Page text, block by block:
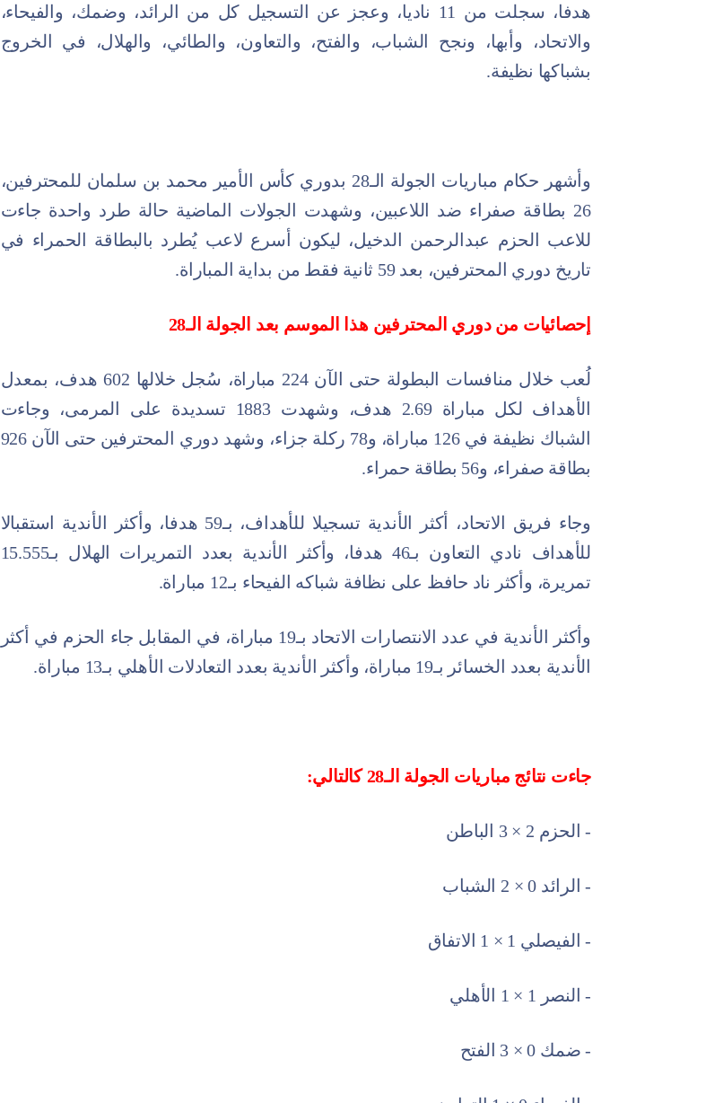
هدفا، سجلت من 11 ناديا، وعجز عن التسجيل كل من الرائد، وضمك، والفيحاء،
والاتحاد، وأبها، ونجح الشباب، والفتح، والتعاون، والطائي، والهلال، في الخروج
بشباكها نظيفة.
وأشهر حكام مباريات الجولة الـ28 بدوري كأس الأمير محمد بن سلمان للمحترفين،
26 بطاقة صفراء ضد اللاعبين، وشهدت الجولات الماضية حالة طرد واحدة جاءت
للاعب الحزم عبدالرحمن الدخيل، ليكون أسرع لاعب يُطرد بالبطاقة الحمراء في
تاريخ دوري المحترفين، بعد 59 ثانية فقط من بداية المباراة.
إحصائيات من دوري المحترفين هذا الموسم بعد الجولة الـ28
لُعب خلال منافسات البطولة حتى الآن 224 مباراة، سُجل خلالها 602 هدف، بمعدل
الأهداف لكل مباراة 2.69 هدف، وشهدت 1883 تسديدة على المرمى، وجاءت
الشباك نظيفة في 126 مباراة، و78 ركلة جزاء، وشهد دوري المحترفين حتى الآن 926
بطاقة صفراء، و56 بطاقة حمراء.
وجاء فريق الاتحاد، أكثر الأندية تسجيلا للأهداف، بـ59 هدفا، وأكثر الأندية استقبالا
للأهداف نادي التعاون بـ46 هدفا، وأكثر الأندية بعدد التمريرات الهلال بـ15.555
تمريرة، وأكثر ناد حافظ على نظافة شباكه الفيحاء بـ12 مباراة.
وأكثر الأندية في عدد الانتصارات الاتحاد بـ19 مباراة، في المقابل جاء الحزم في أكثر
الأندية بعدد الخسائر بـ19 مباراة، وأكثر الأندية بعدد التعادلات الأهلي بـ13 مباراة.
جاءت نتائج مباريات الجولة الـ28 كالتالي:
- الحزم 2 × 3 الباطن
- الرائد 0 × 2 الشباب
- الفيصلي 1 × 1 الاتفاق
- النصر 1 × 1 الأهلي
- ضمك 0 × 3 الفتح